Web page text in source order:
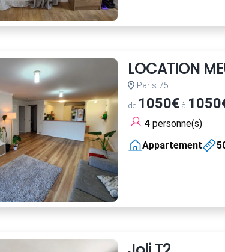
LOCATION
Paris 75
de 1050€à
4personne(s)
Appartement